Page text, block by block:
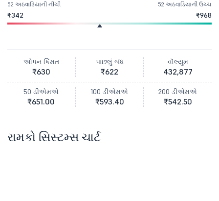
52 અઠવાડિયાની નીચી
₹342
52 અઠવાડિયાની ઉચ્ચ
₹968
ઓપન કિંમત
₹630
પાછલું બંધ
₹622
વૉલ્યુમ
432,877
50 ડીએમએ
₹651.00
100 ડીએમએ
₹593.40
200 ડીએમએ
₹542.50
રામકો સિસ્ટમ્સ ચાર્ટ